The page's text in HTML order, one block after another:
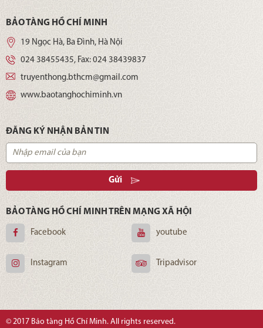
BẢO TÀNG HỒ CHÍ MINH
19 Ngọc Hà, Ba Đình, Hà Nội
024 38455435, Fax: 024 38439837
truyenthong.bthcm@gmail.com
www.baotanghochiminh.vn
ĐĂNG KÝ NHẬN BẢN TIN
Gửi
BẢO TÀNG HỒ CHÍ MINH TRÊN MẠNG XÃ HỘI
Facebook youtube
Instagram Tripadvisor
© 2017 Bảo tàng Hồ Chí Minh. All rights reserved.